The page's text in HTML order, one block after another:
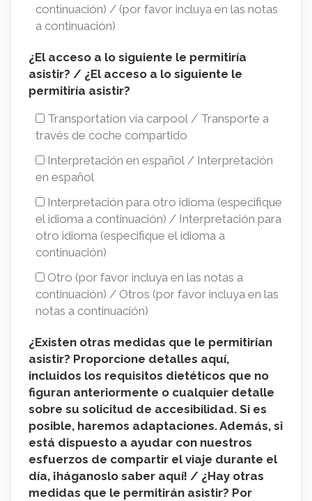
continuación) / (por favor incluya en las notas
a continuación)
¿El
acceso
a
lo
le
permitiría
asistir?
/
¿El
acceso
a
siguiente
le
permitiría
asistir?
¿El acceso a lo siguiente le permitiría
asistir? / ¿El acceso a lo siguiente le
permitiría asistir?
Transportation vía carpool / Transporte a
través de coche compartido
Interpretación en español / Interpretación
en español
Interpretación para otro idioma (especifique
el idioma a continuación) / Interpretación para
otro idioma (especifique el idioma a
continuación)
Otro (por favor incluya en las notas a
continuación) / Otros (por favor incluya en las
notas a continuación)
¿Existen otras medidas que le permitirían
asistir? Proporcione detalles aquí,
incluidos los requisitos dietéticos que no
figuran anteriormente o cualquier detalle
sobre su solicitud de accesibilidad. Si es
posible, haremos adaptaciones. Además, si
está dispuesto a ayudar con nuestros
esfuerzos de compartir el viaje durante el
día, ¡háganoslo saber aquí! / ¿Hay otras
medidas que le permitirán asistir? Por